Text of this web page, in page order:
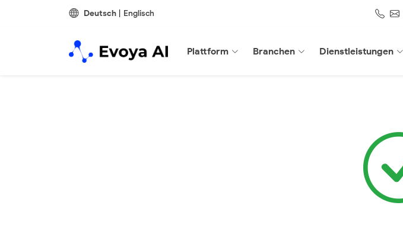
Deutsch Englisch
Plattform Branchen Dienstleistungen